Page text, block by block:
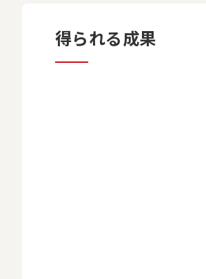
得られる成果